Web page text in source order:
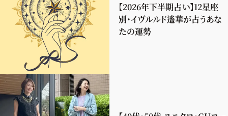
【2026年下半期占い】12星座
別・イヴルルド遙華が占うあな
たの運勢